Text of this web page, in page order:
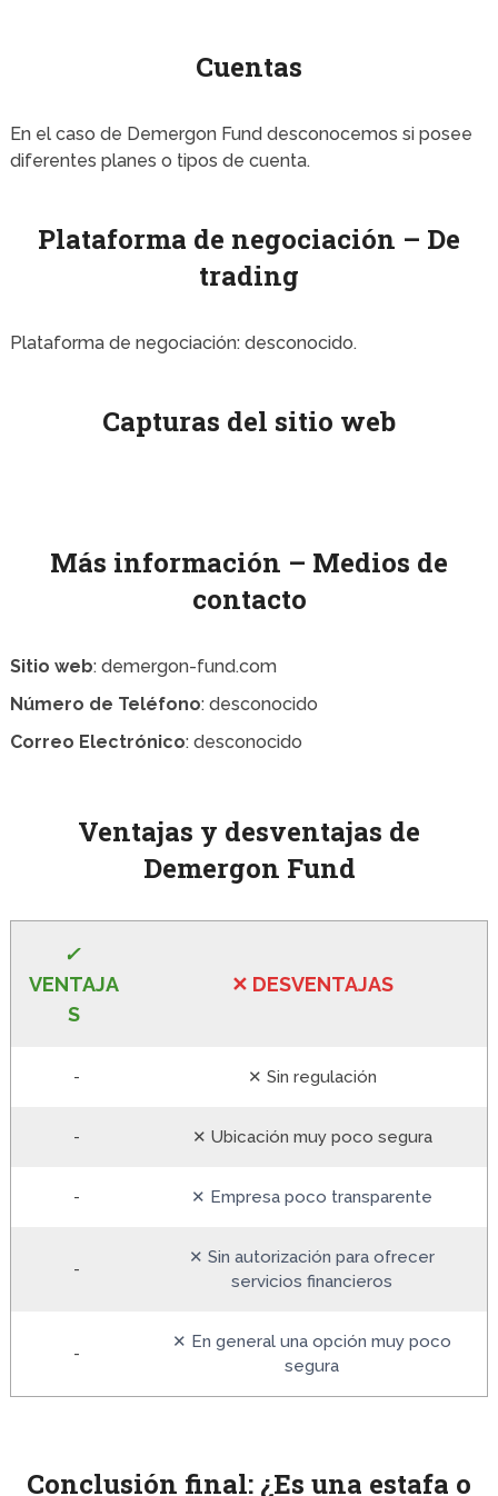
Cuentas
En el caso de Demergon Fund desconocemos si posee
diferentes planes o tipos de cuenta.
Plataforma de negociación – De
trading
Plataforma de negociación: desconocido.
Capturas del sitio web
Más información – Medios de
contacto
Sitio web: demergon-fund.com
Número de Teléfono: desconocido
Correo Electrónico: desconocido
Ventajas y desventajas de
Demergon Fund
✓
VENTAJA
S
✕ DESVENTAJAS
- ✕ Sin regulación
- ✕ Ubicación muy poco segura
- ✕ Empresa poco transparente
-
✕ Sin autorización para ofrecer
servicios financieros
-
✕ En general una opción muy poco
segura
Conclusión final: ¿Es una estafa o